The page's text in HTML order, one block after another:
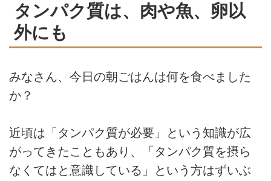
タンパク質は、肉や魚、卵以
外にも
みなさん、今日の朝ごはんは何を食べました
か？
近頃は「タンパク質が必要」という知識が広
がってきたこともあり、「タンパク質を摂ら
なくてはと意識している」という方はずいぶ